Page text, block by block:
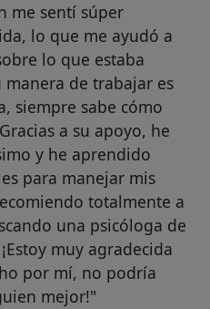
me sentí súper
lo que me ayudó a
lo que estaba
de trabajar es
siempre sabe cómo
a su apoyo, he
y he aprendido
para manejar mis
totalmente a
una psicóloga de
muy agradecida
por mí, no podría
mejor!"